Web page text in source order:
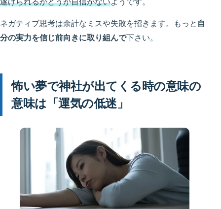
ネガティブ思考は余計なミスや失敗を招きます。もっと 自
分の実力を信じ前向きに取り組んで下さい。
怖い夢で神社が出てくる時の意味の
意味は「運気の低迷」